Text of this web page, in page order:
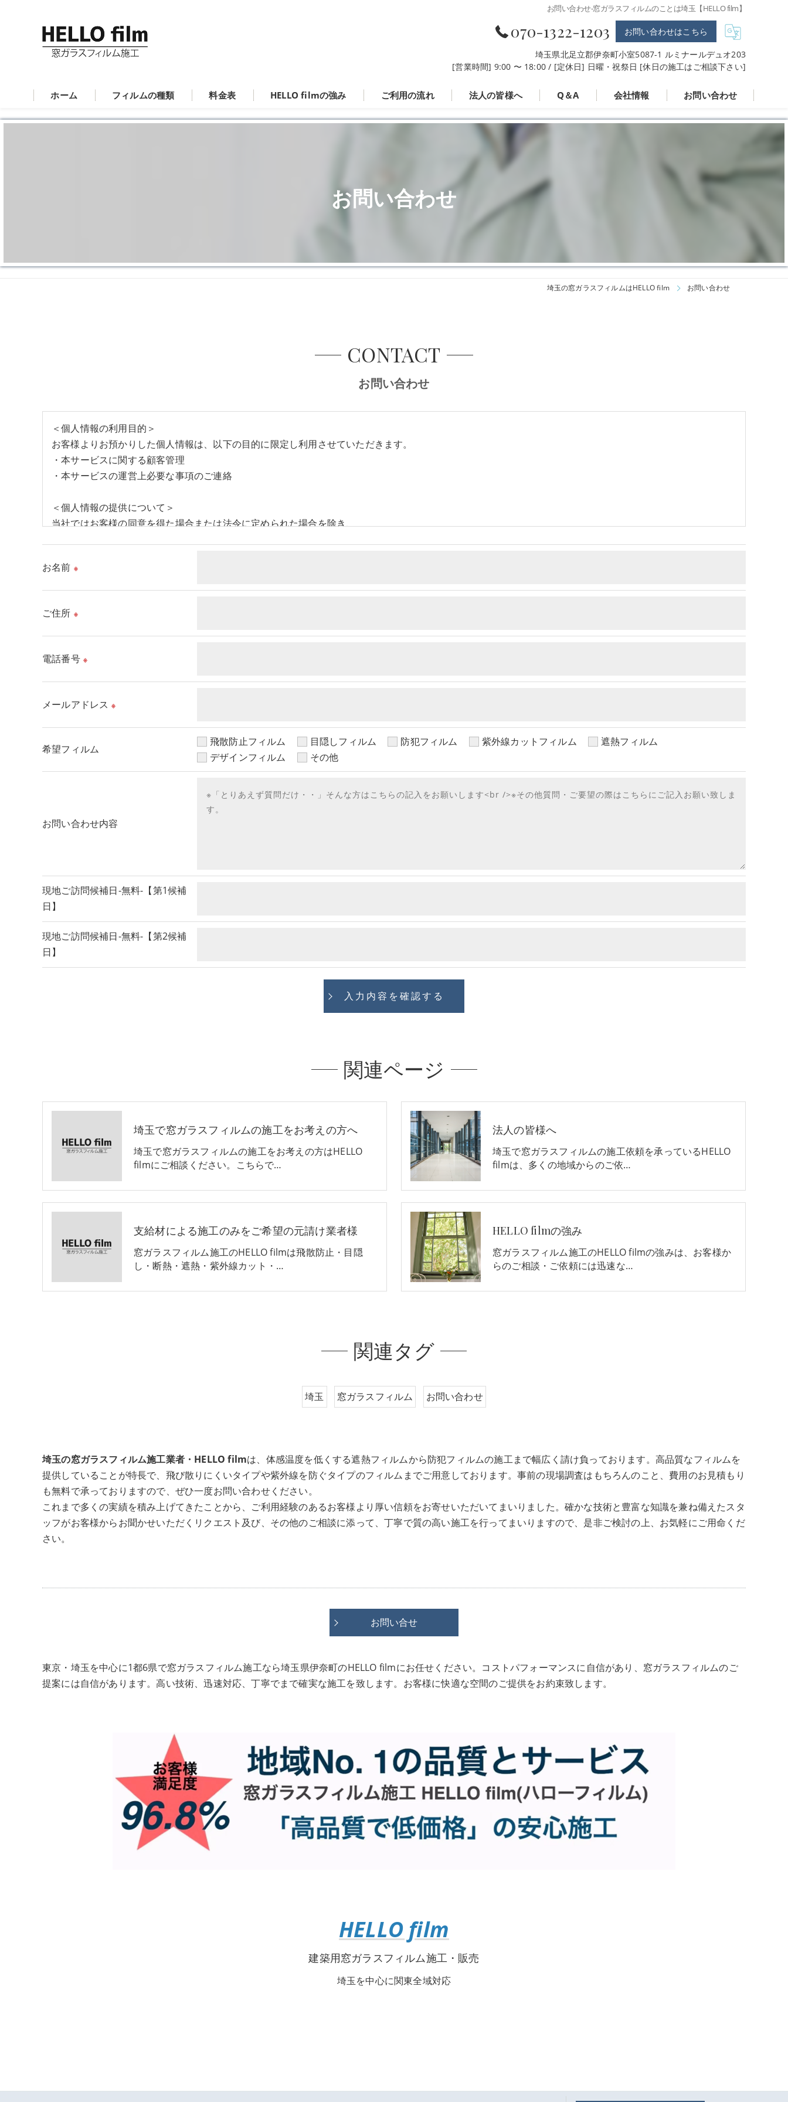
お問い合わせ-窓ガラスフィルムのことは埼玉【HELLO film】
070-1322-1203 お問い合わせはこちら
埼玉県北足立郡伊奈町小室5087-1 ルミナールデュオ203
[営業時間] 9:00 〜 18:00 / [定休日] 日曜・祝祭日 [休日の施工はご相談下さい]
ホーム フィルムの種類 料金表 HELLO filmの強み ご利用の流れ 法人の皆様へ Q＆A 会社情報 お問い合わせ
お問い合わせ
埼玉の窓ガラスフィルムはHELLO film お問い合わせ
お問い合わせ
CONTACT
＜個人情報の利用目的＞
お客様よりお預かりした個人情報は、以下の目的に限定し利用させていただきます。
・本サービスに関する顧客管理
・本サービスの運営上必要な事項のご連絡
＜個人情報の提供について＞
当社ではお客様の同意を得た場合または法令に定められた場合を除き、
＜個人情報の委託について＞
＜個人情報の安全管理＞
＜個人情報を与えなかった場合に生じる結果＞
＜個人情報の開示･訂正・削除･利用停止の手続について＞
当社では、お客様の個人情報の開示･訂正･削除・利用停止の手続を定めさせて頂いております。
ご本人である事を確認のうえ、対応させて頂きます。
お名前 ※
ご住所 ※
電話番号 ※
メールアドレス ※
希望フィルム
飛散防止フィルム 目隠しフィルム 防犯フィルム 紫外線カットフィルム
遮熱フィルム
デザインフィルム
その他
お問い合わせ内容
現地ご訪問候補日-無料-【第1候補
日】
現地ご訪問候補日-無料-【第2候補
日】
関連ページ
埼玉で窓ガラスフィルムの施工をお考えの方へ
埼玉で窓ガラスフィルムの施工をお考えの方はHELLO
filmにご相談ください。こちらで…
法人の皆様へ
埼玉で窓ガラスフィルムの施工依頼を承っているHELLO
filmは、多くの地域からのご依…
支給材による施工のみをご希望の元請け業者様
窓ガラスフィルム施工のHELLO filmは飛散防止・目隠
し・断熱・遮熱・紫外線カット・…
HELLO filmの強み
窓ガラスフィルム施工のHELLO filmの強みは、お客様か
らのご相談・ご依頼には迅速な…
関連タグ
埼玉 窓ガラスフィルム お問い合わせ
埼玉の窓ガラスフィルム施工業者・HELLO filmは、体感温度を低くする遮熱フィルムから防犯フィルムの施工まで幅広く請け負っております。高品質なフィルムを
提供していることが特長で、飛び散りにくいタイプや紫外線を防ぐタイプのフィルムまでご用意しております。事前の現場調査はもちろんのこと、費用のお見積もり
も無料で承っておりますので、ぜひ一度お問い合わせください。
これまで多くの実績を積み上げてきたことから、ご利用経験のあるお客様より厚い信頼をお寄せいただいてまいりました。確かな技術と豊富な知識を兼ね備えたスタ
ッフがお客様からお聞かせいただくリクエスト及び、その他のご相談に添って、丁寧で質の高い施工を行ってまいりますので、是非ご検討の上、お気軽にご用命くだ
さい。
お問い合せ
東京・埼玉を中心に1都6県で窓ガラスフィルム施工なら埼玉県伊奈町のHELLO filmにお任せください。コストパフォーマンスに自信があり、窓ガラスフィルムのご
提案には自信があります。高い技術、迅速対応、丁寧でまで確実な施工を致します。お客様に快適な空間のご提供をお約束致します。
HELLO film
建築用窓ガラスフィルム施工・販売
埼玉を中心に関東全域対応